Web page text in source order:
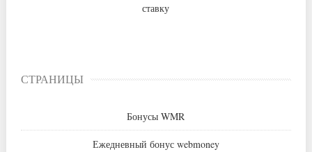
ставку
СТРАНИЦЫ
Бонусы WMR
Ежедневный бонус webmoney